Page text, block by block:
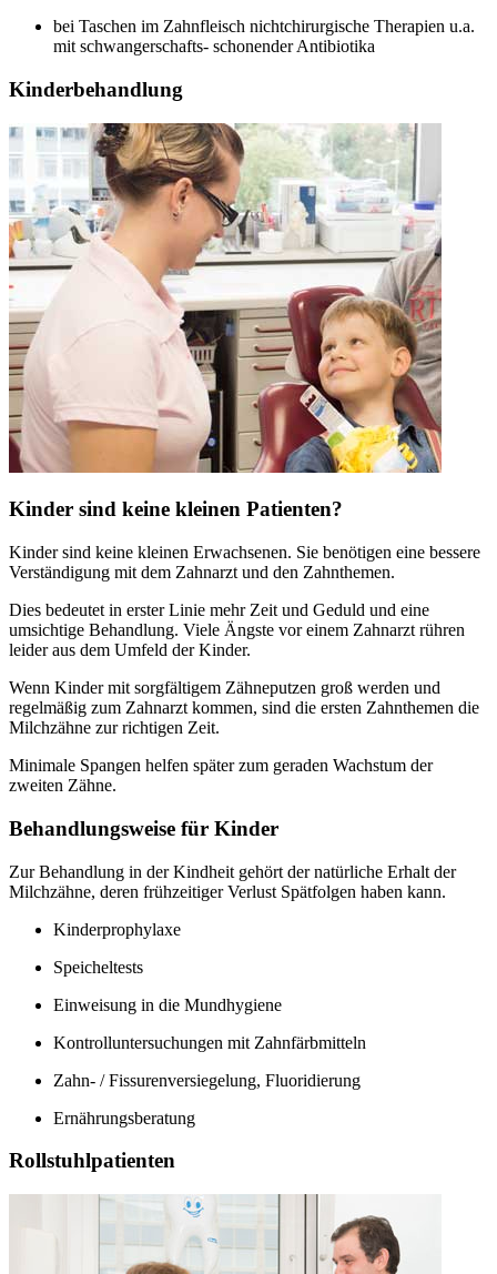
bei Taschen im Zahnfleisch nichtchirurgische Therapien u.a.
mit schwangerschafts- schonender Antibiotika
Kinderbehandlung
Kinder sind keine kleinen Patienten?
Kinder sind keine kleinen Erwachsenen. Sie benötigen eine bessere
Verständigung mit dem Zahnarzt und den Zahnthemen.
Dies bedeutet in erster Linie mehr Zeit und Geduld und eine
umsichtige Behandlung. Viele Ängste vor einem Zahnarzt rühren
leider aus dem Umfeld der Kinder.
Wenn Kinder mit sorgfältigem Zähneputzen groß werden und
regelmäßig zum Zahnarzt kommen, sind die ersten Zahnthemen die
Milchzähne zur richtigen Zeit.
Minimale Spangen helfen später zum geraden Wachstum der
zweiten Zähne.
Behandlungsweise für Kinder
Zur Behandlung in der Kindheit gehört der natürliche Erhalt der
Milchzähne, deren frühzeitiger Verlust Spätfolgen haben kann.
Kinderprophylaxe
Speicheltests
Einweisung in die Mundhygiene
Kontrolluntersuchungen mit Zahnfärbmitteln
Zahn- / Fissurenversiegelung, Fluoridierung
Ernährungsberatung
Rollstuhlpatienten